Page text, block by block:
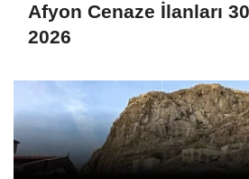
Afyon Cenaze İlanları
2026